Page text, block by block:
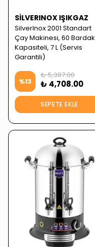
SILVERINOX IŞIKGAZ
SilverInox 2001 Standart
Çay Makinesi, 60 Bardak
Kapasiteli, 7 L (Servis
Garantili)
%13
₺ 5,387.00
₺ 4,708.00
SEPETE EKLE